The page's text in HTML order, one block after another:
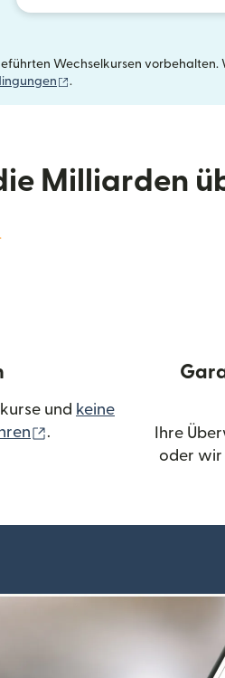
Wechselkursen vorbehalten.
(wird in einem neuen
.
Milliarden
und keine
(wird in einem neuen
.
Ihre
oder wir